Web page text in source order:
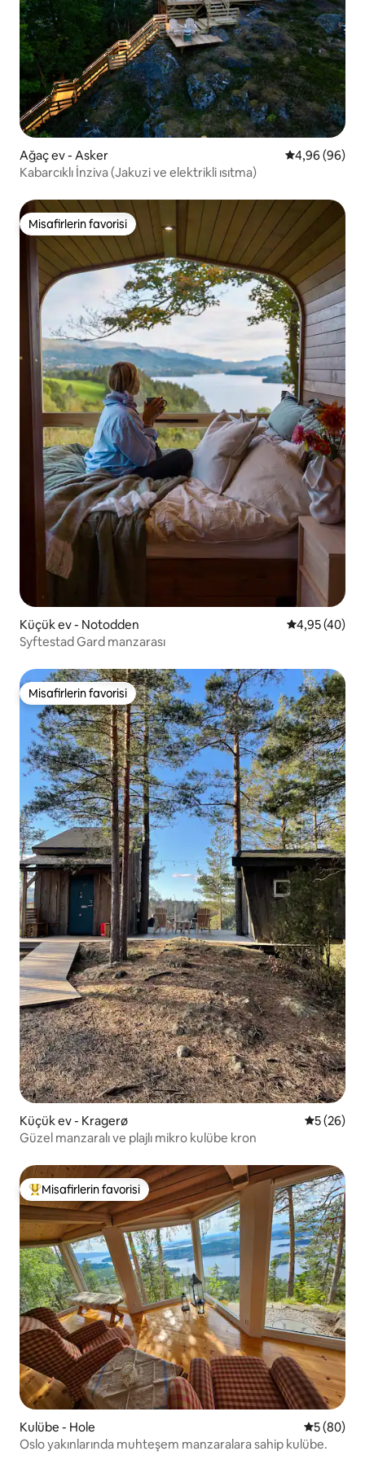
Ağaç ev - Asker 5 üzerinden
4,96 (96)
Kabarcıklı İnziva (Jakuzi ve elektrikli ısıtma)
Misafirlerin favorisi
Misafirlerin favorisi
Küçük ev - Notodden 5 üzerinden
4,95 (40)
Syftestad Gard manzarası
Misafirlerin favorisi
Misafirlerin favorisi
Küçük ev - Kragerø 55 (26)
Güzel manzaralı ve plajlı mikro kulübe kron
Misafirlerin favorilerinden en beğenilenler arasında
Misafirlerin favorisi
Kulübe - Hole 55 (80)
Oslo yakınlarında muhteşem manzaralara sahip kulübe.